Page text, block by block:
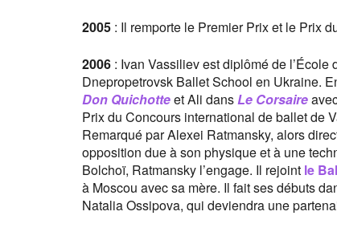
2005 : Il remporte le Premier Prix et le Prix
2006 : Ivan Vassiliev est diplômé de
Dnepropetrovsk Ballet School en Ukraine.
Don Quichotteet Ali dansLe Corsaire
Prix du Concours international de ballet de
Remarqué par Alexei Ratmansky, alors
opposition due à son physique et à une
Bolchoï, Ratmansky l’engage. Il rejoint le
à Moscou avec sa mère. Il fait ses débuts
Natalia Ossipova, qui deviendra une